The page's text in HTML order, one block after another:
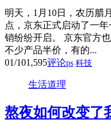
明天，1月10日，农历腊
点，京东正式启动了一
销纷纷开启。 京东官方
不少产品半价，有的...
01/101,595评论ps 科技
生活道理
熬夜如何改变了